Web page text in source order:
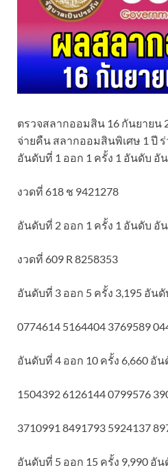
ตรวจสลากออมสิน 16 กันยายน
จ่ายคืน สลากออมสินพิเศษ 1 ปี
อันดับที่ 1 ออก 1 ครั้ง 1 อันดับ อั
งวดที่ 618 ช 9421278
อันดับที่ 2 ออก 1 ครั้ง 1 อันดับ อั
งวดที่ 609 R 8258353
อันดับที่ 3 ออก 5 ครั้ง 3,195 อัน
0774614 5164404 3769589
อันดับที่ 4 ออก 10 ครั้ง 6,660 อั
1504392 6126144 0799576
3710991 8491793 5924137
อันดับที่ 5 ออก 15 ครั้ง 9,990 อั